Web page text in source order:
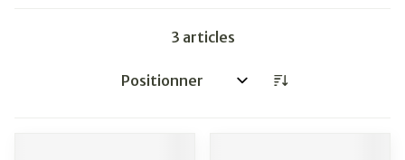
3 articles
Trier par: